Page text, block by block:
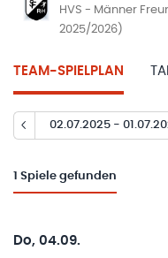
HVS - Männer
2025/2026)
TEAM-SPIELPLAN
02.07.2025 -
Spiele gefunden
Do, 04.09.